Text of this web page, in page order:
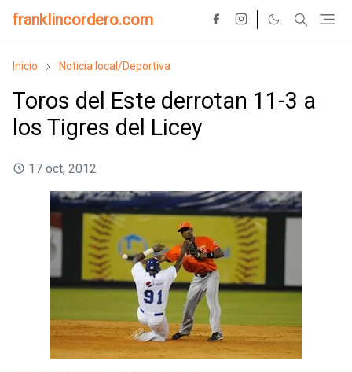
franklincordero.com
Inicio Noticia local/Deportiva
Toros del Este derrotan 11-3 a
los Tigres del Licey
17 oct, 2012